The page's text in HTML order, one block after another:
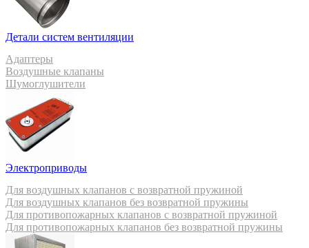
Детали систем вентиляции
Адаптеры
Воздушные клапаны
Шумоглушители
Электроприводы
Для воздушных клапанов с возвратной пружиной
Для воздушных клапанов без возвратной пружины
Для противопожарных клапанов с возвратной пружиной
Для противопожарных клапанов без возвратной пружины